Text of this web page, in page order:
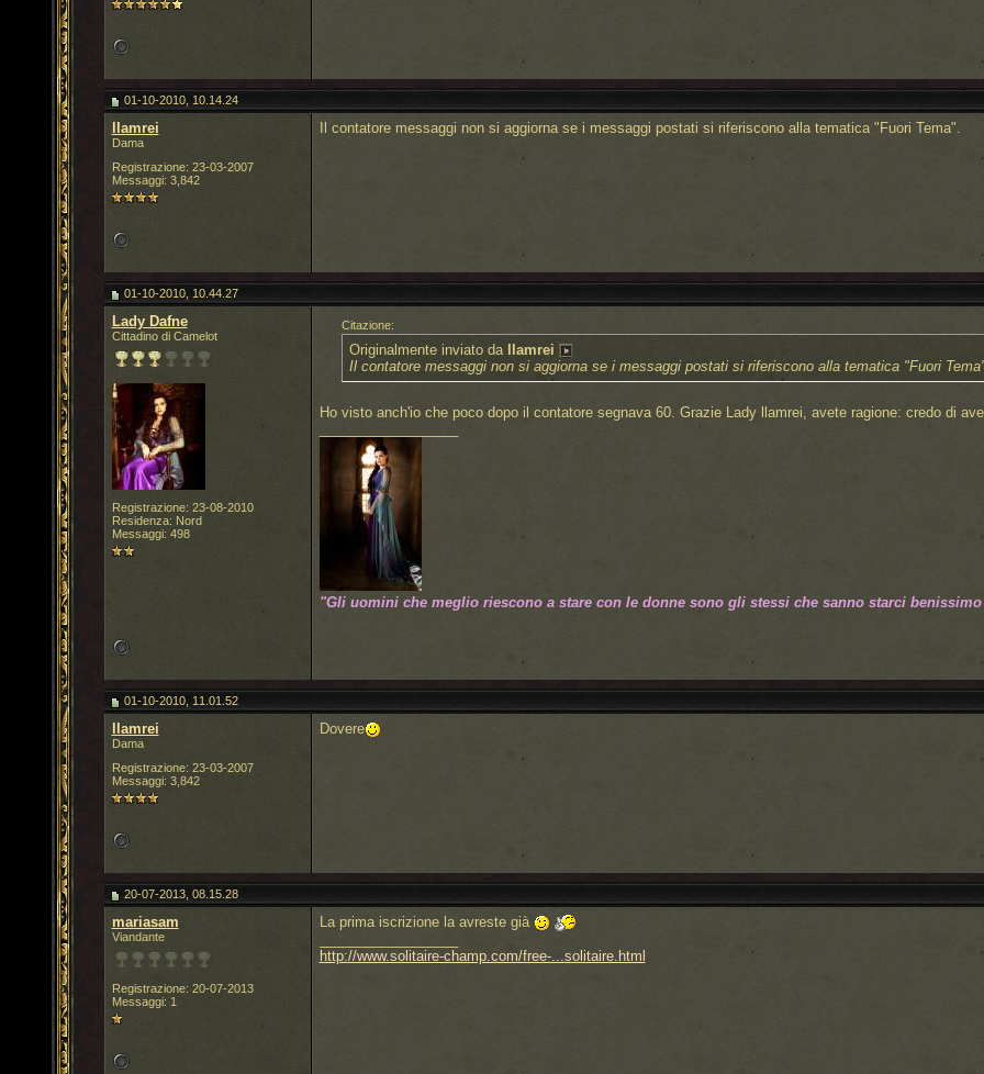
01-10-2010, 10.14.24
llamrei
Dama
Registrazione: 23-03-2007
Messaggi: 3,842
Il contatore messaggi non si aggiorna se i messaggi postati si riferiscono alla tematica "Fuori Tema".
01-10-2010, 10.44.27
Lady Dafne
Cittadino di Camelot
Registrazione: 23-08-2010
Residenza: Nord
Messaggi: 498
Citazione:
Originalmente inviato da
llamrei
Il contatore messaggi non si aggiorna se i messaggi postati si riferiscono alla tematica "Fuori
Ho visto anch'io che poco dopo il contatore segnava 60. Grazie Lady llamrei, avete ragione: credo di
"Gli uomini che meglio riescono a stare con le donne sono gli stessi che sanno starci benissimo
01-10-2010, 11.01.52
llamrei
Dama
Registrazione: 23-03-2007
Messaggi: 3,842
Dovere
20-07-2013, 08.15.28
mariasam
Viandante
Registrazione: 20-07-2013
Messaggi: 1
La prima iscrizione la avreste già
http://www.solitaire-champ.com/free-...solitaire.html